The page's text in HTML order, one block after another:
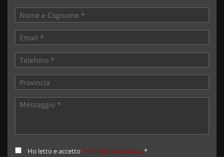
Ho letto e accetto l'informativa privacy*